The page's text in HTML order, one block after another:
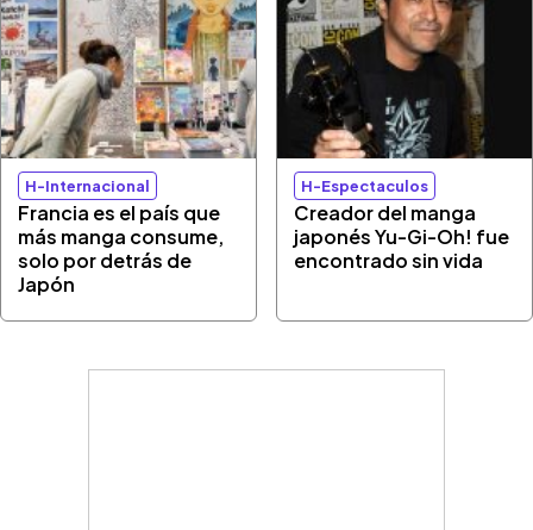
H-Internacional
Francia es el país que
más manga consume,
solo por detrás de
Japón
H-Espectaculos
Creador del manga
japonés Yu-Gi-Oh! fue
encontrado sin vida